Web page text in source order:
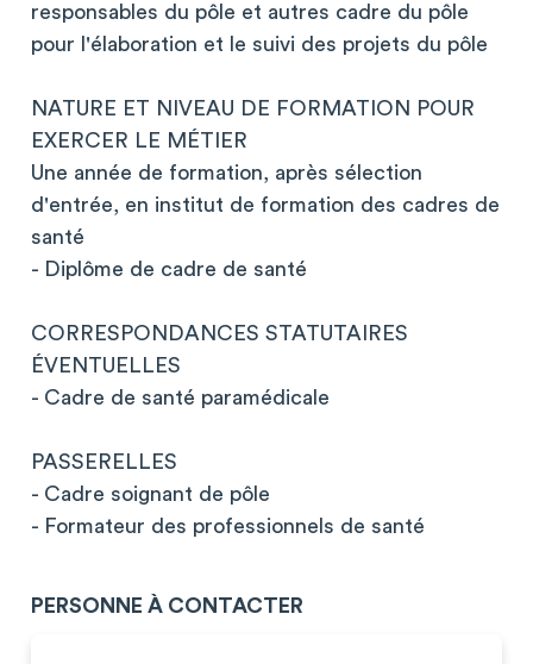
responsables du pôle et autres cadre du pôle
pour l'élaboration et le suivi des projets du pôle
NATURE ET NIVEAU DE FORMATION POUR
EXERCER LE MÉTIER
Une année de formation, après sélection
d'entrée, en institut de formation des cadres de
santé
- Diplôme de cadre de santé
CORRESPONDANCES STATUTAIRES
ÉVENTUELLES
- Cadre de santé paramédicale
PASSERELLES
- Cadre soignant de pôle
- Formateur des professionnels de santé
PERSONNE À CONTACTER